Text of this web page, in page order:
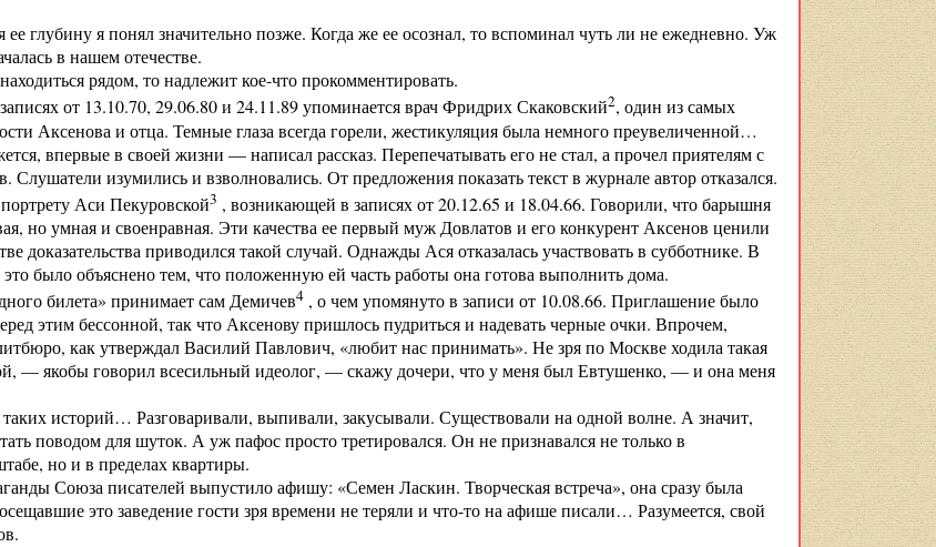
ее глубину я понял значительно позже. Когда же ее осознал, то вспоминал чуть ли не ежедневно. Уж
в нашем отечестве.
рядом, то надлежит кое-что прокомментировать.
от 13.10.70, 29.06.80 и 24.11.89 упоминается врач Фридрих Скаковский2, один из самых
Аксенова и отца. Темные глаза всегда горели, жестикуляция была немного преувеличенной…
впервые в своей жизни — написал рассказ. Перепечатывать его не стал, а прочел приятелям с
Слушатели изумились и взволновались. От предложения показать текст в журнале автор отказался.
Аси Пекуровской3 , возникающей в записях от 20.12.65 и 18.04.66. Говорили, что барышня
но умная и своенравная. Эти качества ее первый муж Довлатов и его конкурент Аксенов ценили
доказательства приводился такой случай. Однажды Ася отказалась участвовать в субботнике. В
это было объяснено тем, что положенную ей часть работы она готова выполнить дома.
билета» принимает сам Демичев4 , о чем упомянуто в записи от 10.08.66. Приглашение было
этим бессонной, так что Аксенову пришлось пудриться и надевать черные очки. Впрочем,
как утверждал Василий Павлович, «любит нас принимать». Не зря по Москве ходила такая
— якобы говорил всесильный идеолог, — скажу дочери, что у меня был Евтушенко, — и она меня
историй… Разговаривали, выпивали, закусывали. Существовали на одной волне. А значит,
поводом для шуток. А уж пафос просто третировался. Он не признавался не только в
но и в пределах квартиры.
Союза писателей выпустило афишу: «Семен Ласкин. Творческая встреча», она сразу была
это заведение гости зря времени не теряли и что-то на афише писали… Разумеется, свой